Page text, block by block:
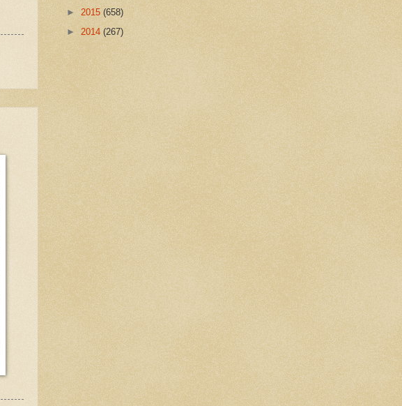
► 2015 (658)
► 2014 (267)